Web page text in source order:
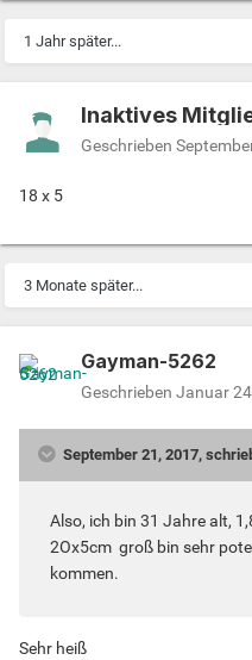
1 Jahr später...
Inaktives
Geschrieben
18 x 5
3 Monate später...
Gayman-5262
Geschrieben Januar
September 21, 2017,
Also, ich bin 31 Jahre alt,
2Ox5cm groß bin sehr
kommen.
Sehr heiß